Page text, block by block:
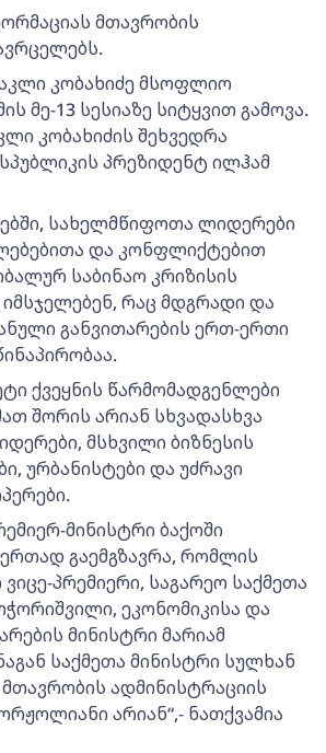
მთავრობის
კობახიძე მსოფლიო
მე-13 სესიაზე სიტყვით გამოვა.
კობახიძის შეხვედრა
პრეზიდენტ ილჰამ
სახელმწიფოთა ლიდერები
და კონფლიქტებით
საბინაო კრიზისის
იმსჯელებენ, რაც მდგრადი და
განვითარების ერთ-ერთი
ქვეყნის წარმომადგენლები
შორის არიან სხვადასხვა
მსხვილი ბიზნესის
ურბანისტები და უძრავი
მინისტრი ბაქოში
გაემგზავრა, რომლის
პრემიერი, საგარეო საქმეთა
ეკონომიკისა და
მინისტრი მარიამ
საქმეთა მინისტრი სულხან
ადმინისტრაციის
არიან“,- ნათქვამია